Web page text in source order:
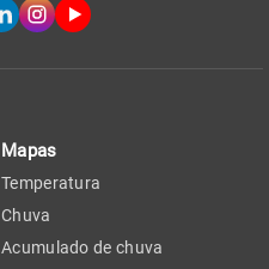
Mapas
Temperatura
Chuva
Acumulado de chuva